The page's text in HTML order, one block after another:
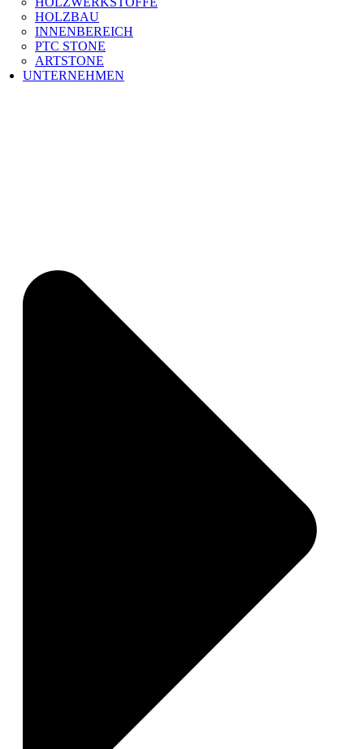
HOLZBAU
INNENBEREICH
PTC STONE
ARTSTONE
UNTERNEHMEN